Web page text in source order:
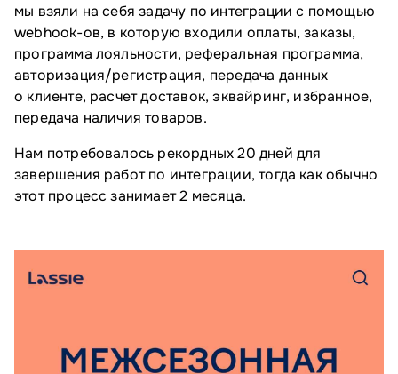
мы взяли на себя задачу по интеграции с помощью
webhook-ов, в которую входили оплаты, заказы,
программа лояльности, реферальная программа,
авторизация/регистрация, передача данных
о клиенте, расчет доставок, эквайринг, избранное,
передача наличия товаров.
Нам потребовалось рекордных 20 дней для
завершения работ по интеграции, тогда как обычно
этот процесс занимает 2 месяца.